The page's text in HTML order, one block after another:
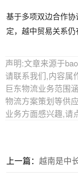
基于多项双边合作
定，越中贸易关系仍
声明:文章来源于
请联系我们,内容属
巨东物流业务范围
物流方案策划等供
业务方面感兴趣,请
上一篇：越南是中